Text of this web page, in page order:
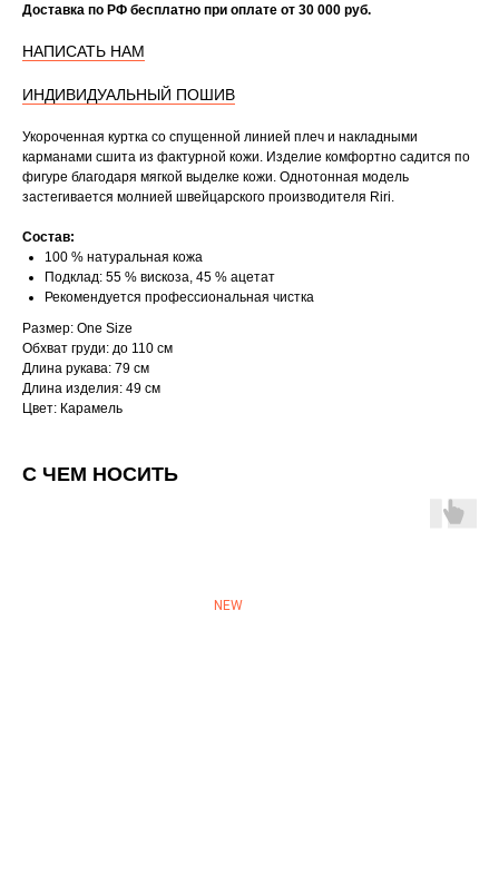
Доставка по РФ бесплатно при оплате от 30 000 руб.
НАПИСАТЬ НАМ
ИНДИВИДУАЛЬНЫЙ ПОШИВ
Укороченная куртка со спущенной линией плеч и накладными
карманами сшита из фактурной кожи. Изделие комфортно садится по
фигуре благодаря мягкой выделке кожи. Однотонная модель
застегивается молнией швейцарского производителя Riri.
Состав:
100 % натуральная кожа
Подклад: 55 % вискоза, 45 % ацетат
Рекомендуется профессиональная чистка
Размер: One Size
Обхват груди: до 110 см
Длина рукава: 79 см
Длина изделия: 49 см
Цвет: Карамель
С ЧЕМ НОСИТЬ
NEW